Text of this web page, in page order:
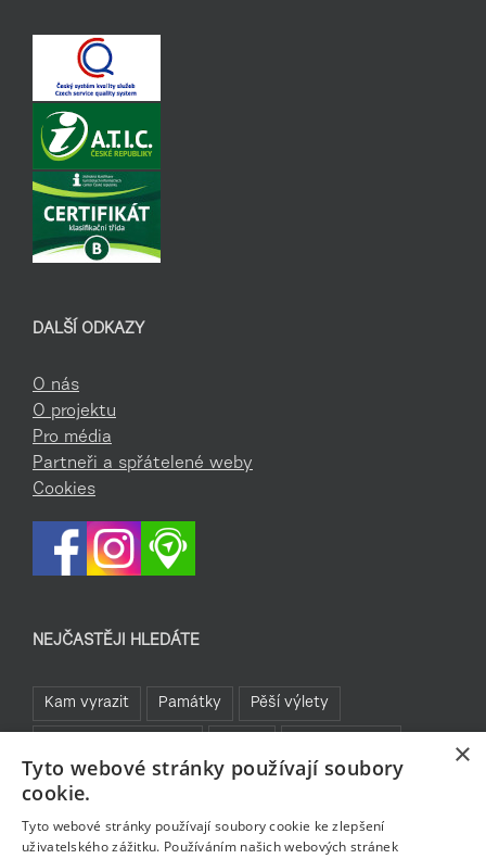
DALŠÍ ODKAZY
O nás
O projektu
Pro média
Partneři a spřátelené weby
Cookies
NEJČASTĚJI HLEDÁTE
Kam vyrazit Památky Pěší výlety
Sklo a bižuterie Jablonecká přehrada Rozhledny
Bavte se v Jablonci
×
Tyto webové stránky používají soubory
cookie.
Tyto webové stránky používají soubory cookie ke zlepšení
uživatelského zážitku. Používáním našich webových stránek